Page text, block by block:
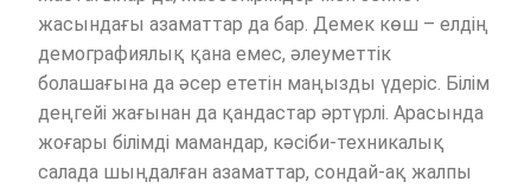
жасындағы азаматтар да бар. Демек көш – елдің
демографиялық қана емес, әлеуметтік
болашағына да әсер ететін маңызды үдеріс. Білім
деңгейі жағынан да қандастар әртүрлі. Арасында
жоғары білімді мамандар, кәсіби-техникалық
салада шыңдалған азаматтар, сондай-ақ жалпы